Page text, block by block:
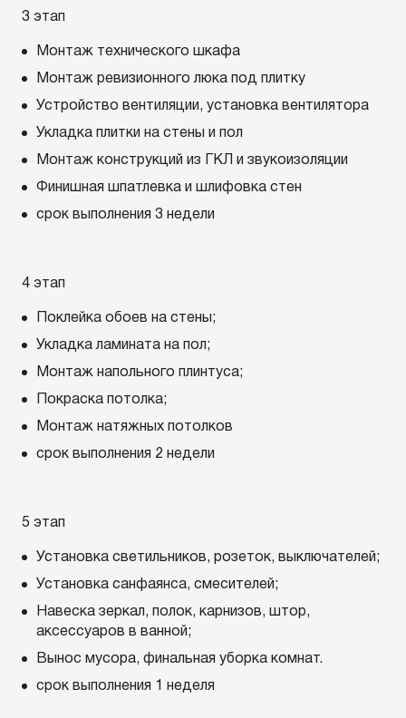
3 этап
Монтаж технического шкафа
Монтаж ревизионного люка под плитку
Устройство вентиляции, установка вентилятора
Укладка плитки на стены и пол
Монтаж конструкций из ГКЛ и звукоизоляции
Финишная шпатлевка и шлифовка стен
срок выполнения 3 недели
4 этап
Поклейка обоев на стены;
Укладка ламината на пол;
Монтаж напольного плинтуса;
Покраска потолка;
Монтаж натяжных потолков
срок выполнения 2 недели
5 этап
Установка светильников, розеток, выключателей;
Установка санфаянса, смесителей;
Навеска зеркал, полок, карнизов, штор,
аксессуаров в ванной;
Вынос мусора, финальная уборка комнат.
срок выполнения 1 неделя